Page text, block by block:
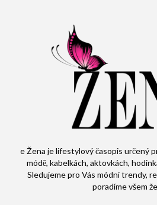
e Žena je lifestylový časopis určený
módě, kabelkách, aktovkách,
Sledujeme pro Vás módní trendy,
poradíme všem